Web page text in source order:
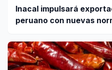
Inacal impulsará
peruano con nuevas